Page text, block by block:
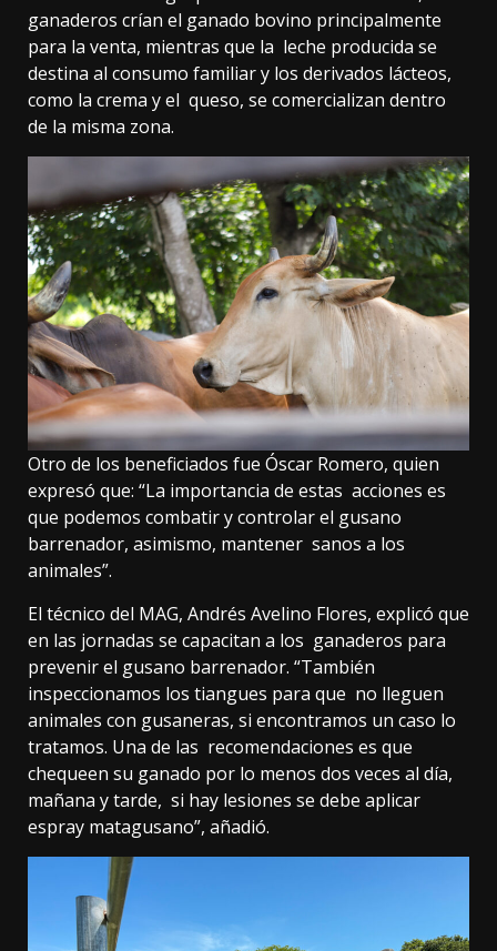
ganaderos crían el ganado bovino principalmente
para la venta, mientras que la leche producida se
destina al consumo familiar y los derivados lácteos,
como la crema y el queso, se comercializan dentro
de la misma zona.
Otro de los beneficiados fue Óscar Romero, quien
expresó que: “La importancia de estas acciones es
que podemos combatir y controlar el gusano
barrenador, asimismo, mantener sanos a los
animales”.
El técnico del MAG, Andrés Avelino Flores, explicó que
en las jornadas se capacitan a los ganaderos para
prevenir el gusano barrenador. “También
inspeccionamos los tiangues para que no lleguen
animales con gusaneras, si encontramos un caso lo
tratamos. Una de las recomendaciones es que
chequeen su ganado por lo menos dos veces al día,
mañana y tarde, si hay lesiones se debe aplicar
espray matagusano”, añadió.